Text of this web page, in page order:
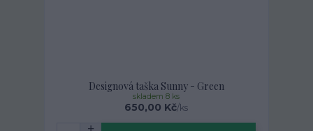
Designová taška Sunny - Green
650,00 Kč/ks
skladem 8 ks